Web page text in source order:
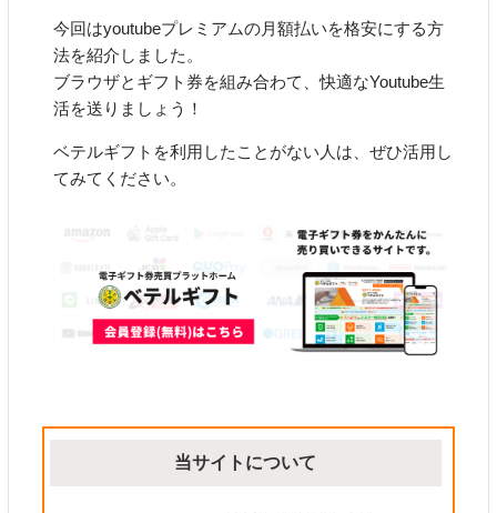
今回はyoutubeプレミアムの月額払いを格安にする方
法を紹介しました。
ブラウザとギフト券を組み合わて、快適なYoutube生
活を送りましょう！
ベテルギフトを利用したことがない人は、ぜひ活用し
てみてください。
当サイトについて